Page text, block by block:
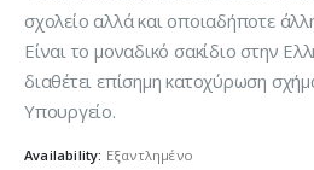
σχολείο αλλά και οποιαδήποτε
Είναι τo μοναδικό σακίδιο στην
διαθέτει επίσημη κατοχύρωση
Υπουργείο.
Availability: Εξαντλημένο